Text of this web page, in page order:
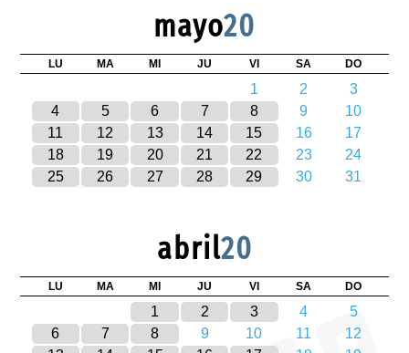
mayo20
LU MA MI JU VI SA DO
1 2
3
4
5 6 7 8 9
10
11
12 13 14 15 16
17
18
19 20 21 22 23
24
25
26 27 28 29 30 31
abril20
LU MA MI JU VI SA DO
1 2 3 4
5
6
7 8 9 10 11
12